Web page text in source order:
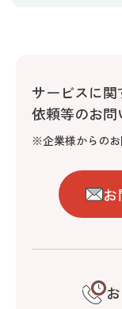
サービスに関
依頼等のお問
※企業様からのお